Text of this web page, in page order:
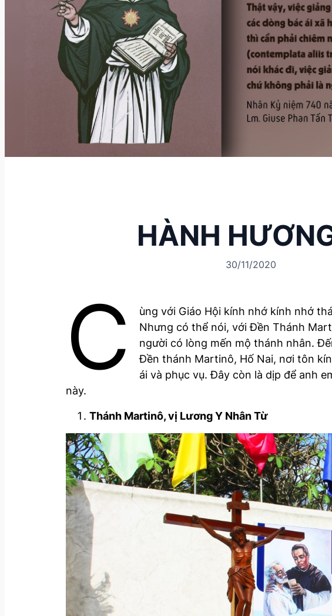
HÀNH
30/11/2020
C
ùng với Giáo Hội kính nhớ kính nhớ
Nhưng có thể nói, với Đền Thánh
người có lòng mến mộ thánh nhân.
Đền thánh Martinô, Hố Nai, nơi tôn
ái và phục vụ. Đây còn là dịp để anh
này.
Thánh Martinô, vị Lương Y Nhân Từ